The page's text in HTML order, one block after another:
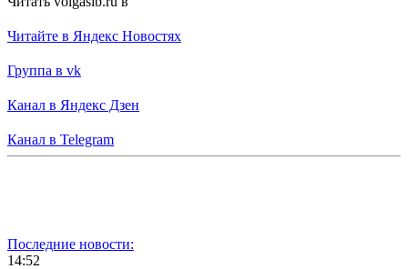
Читайте в Яндекс Новостях
Группа в vk
Канал в Яндекс Дзен
Канал в Telegram
Последние новости:
14:52